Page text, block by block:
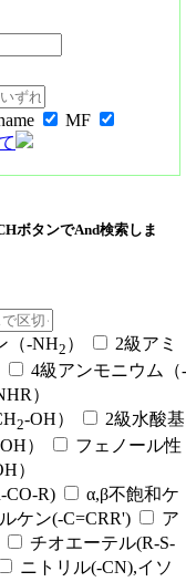
MF
ボタンでAnd検索しま
（-NH2 ）
2級アミ
4級アンモニウム（-
）
2-OH）
2級水酸基
）
フェノール性
）
CO-R)
α,β不飽和ケ
ケン(-C=CRR')
ア
チオエーテル(R-S-
ニトリル(-CN),イソ